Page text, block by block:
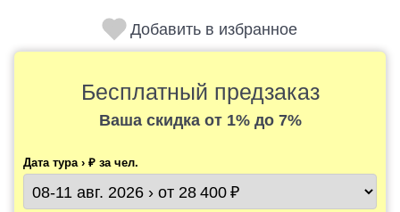
Добавить в избранное
Бесплатный предзаказ
Ваша скидка от 1% до 7%
Дата тура › ₽ за чел.